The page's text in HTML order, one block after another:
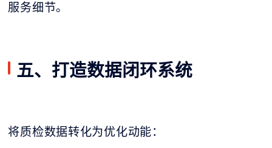
服务细节。
五、打造数据闭环系统
将质检数据转化为优化动能：